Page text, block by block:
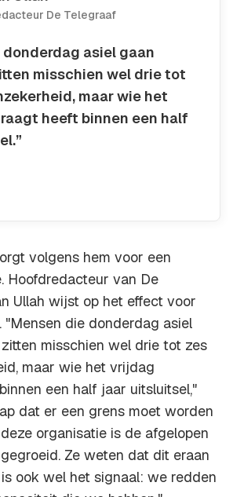
De Telegraaf
donderdag asiel gaan
misschien wel drie tot
maar wie het
heeft binnen een half
volgens hem voor een
Hoofdredacteur van De
Ullah wijst op het effect voor
"Mensen die donderdag asiel
misschien wel drie tot zes
maar wie het vrijdag
een half jaar uitsluitsel,"
dat er een grens moet worden
organisatie is de afgelopen
Ze weten dat dit eraan
ook wel het signaal: we redden